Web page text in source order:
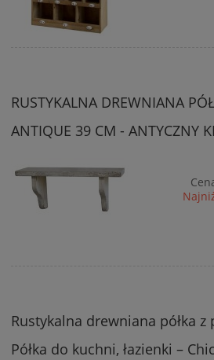
RUSTYKALNA DREWNIANA
ANTIQUE 39 CM - ANTYCZNY
Rustykalna drewniana półka
Półka do kuchni, łazienki –